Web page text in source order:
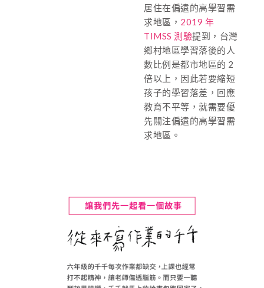
居住在偏遠的高學習需
求地區， 2019 年
TIMSS 測驗提到，台灣
鄉村地區學習落後的人
數比例是都市地區的 2
倍以上，因此若要縮短
孩子的學習落差，回應
教育不平等，就需要優
先關注偏遠的高學習需
求地區。